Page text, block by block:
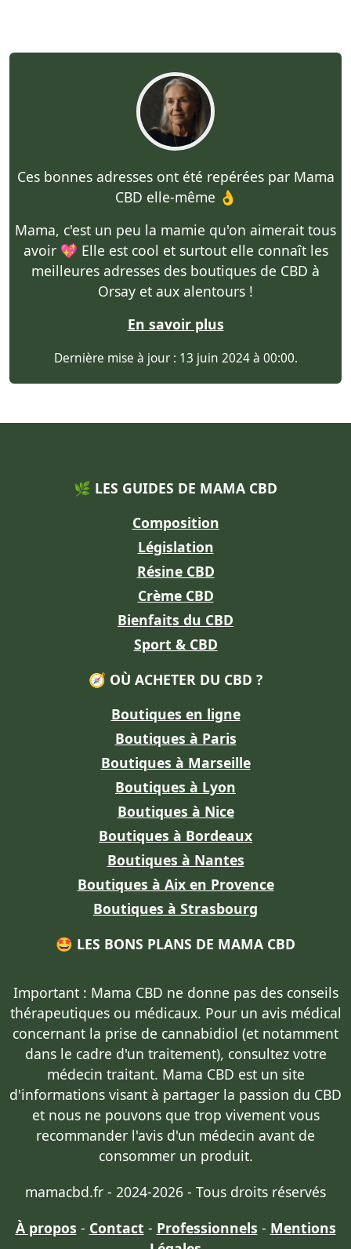
Ces bonnes adresses ont été repérées par Mama
CBD elle-même 👌
Mama, c'est un peu la mamie qu'on aimerait tous
avoir 💖 Elle est cool et surtout elle connaît les
meilleures adresses des boutiques de CBD à
Orsay et aux alentours !
En savoir plus
Dernière mise à jour : 13 juin 2024 à 00:00.
🌿 LES GUIDES DE MAMA CBD
Composition
Législation
Résine CBD
Crème CBD
Bienfaits du CBD
Sport & CBD
🧭 OÙ ACHETER DU CBD ?
Boutiques en ligne
Boutiques à Paris
Boutiques à Marseille
Boutiques à Lyon
Boutiques à Nice
Boutiques à Bordeaux
Boutiques à Nantes
Boutiques à Aix en Provence
Boutiques à Strasbourg
🤩 LES BONS PLANS DE MAMA CBD
Important : Mama CBD ne donne pas des conseils
thérapeutiques ou médicaux. Pour un avis médical
concernant la prise de cannabidiol (et notamment
dans le cadre d'un traitement), consultez votre
médecin traitant. Mama CBD est un site
d'informations visant à partager la passion du CBD
et nous ne pouvons que trop vivement vous
recommander l'avis d'un médecin avant de
consommer un produit.
mamacbd.fr - 2024-2026 - Tous droits réservés
À propos - Contact - Professionnels - Mentions